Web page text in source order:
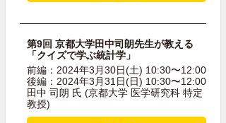
第9回 京都大学田中司朗先生が教える
「クイズで学ぶ統計学」
前編：2024年3月30日(土) 10:30〜12:00
後編：2024年3月31日(日) 10:30〜12:00
田中 司朗 氏 (京都大学 医学研究科 特定
教授)